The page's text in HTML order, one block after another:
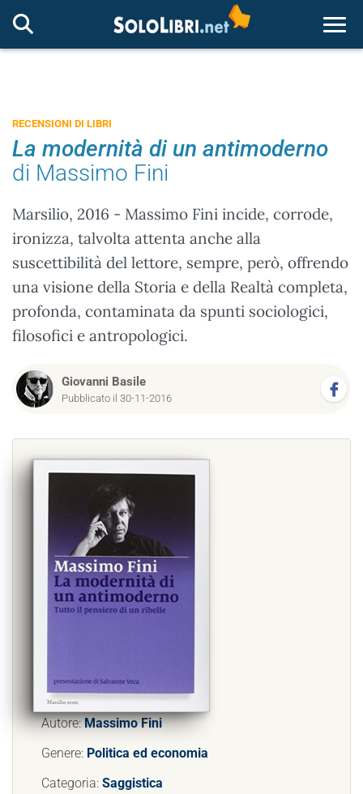
RECENSIONI DI LIBRI
La modernità di un antimoderno
di Massimo Fini
Marsilio, 2016 - Massimo Fini incide, corrode,
ironizza, talvolta attenta anche alla
suscettibilità del lettore, sempre, però, offrendo
una visione della Storia e della Realtà completa,
profonda, contaminata da spunti sociologici,
filosofici e antropologici.
Giovanni Basile
Pubblicato il 30-11-2016
Autore:Massimo Fini
Genere: Politica ed economia
Categoria: Saggistica